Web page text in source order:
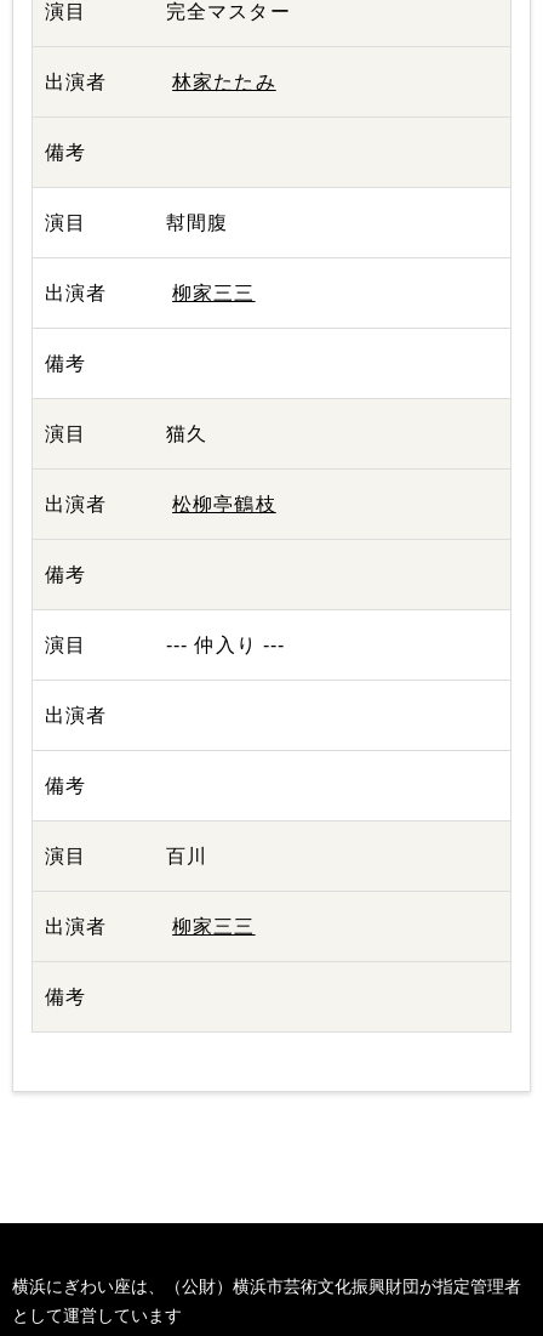
完全マスター
林家たたみ
幇間腹
柳家三三
猫久
松柳亭鶴枝
--- 仲入り ---
百川
柳家三三
横浜にぎわい座は、（公財）横浜市芸術文化振興財団が指定管理者
として運営しています